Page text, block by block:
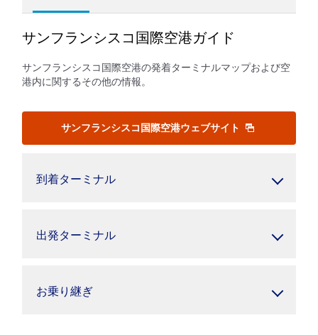
サンフランシスコ国際空港ガイド
サンフランシスコ国際空港の発着ターミナルマップおよび空
港内に関するその他の情報。
サンフランシスコ国際空港ウェブサイト
到着ターミナル
出発ターミナル
お乗り継ぎ